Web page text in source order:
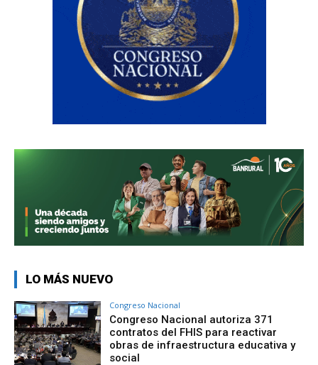
LO MÁS NUEVO
Congreso Nacional
Congreso Nacional autoriza 371
contratos del FHIS para reactivar
obras de infraestructura educativa y
social